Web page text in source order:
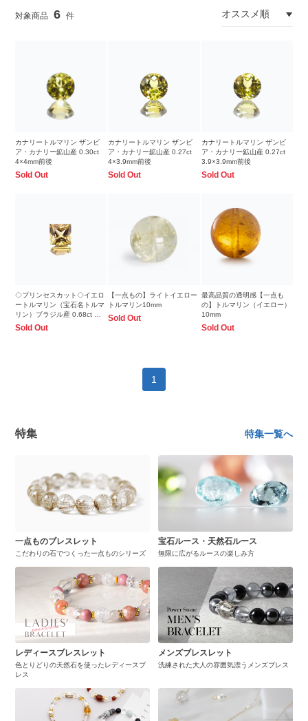
6
カナリートルマリン ザンビ
ア・カナリー鉱山産 0.30ct
4×4mm前後
Sold Out
カナリートルマリン ザンビ
ア・カナリー鉱山産 0.27ct
4×3.9mm前後
Sold Out
カナリートルマリン ザンビ
ア・カナリー鉱山産 0.27ct
3.9×3.9mm前後
Sold Out
◇プリンセスカット◇イエロ
ートルマリン（宝石名トルマ
リン）ブラジル産 0.68ct 識
別済 5×5mm前後
Sold Out
【一点もの】ライトイエロー
トルマリン10mm
Sold Out
最高品質の透明感【一点も
の】トルマリン（イエロー）
10mm
Sold Out
1
特集 特集一覧へ
一点ものブレスレット
こだわりの石でつくった一点ものシリーズ
宝石ルース・天然石ルース
無限に広がるルースの楽しみ方
レディースブレスレット
色とりどりの天然石を使ったレディースブ
レス
メンズブレスレット
洗練された大人の雰囲気漂うメンズブレス